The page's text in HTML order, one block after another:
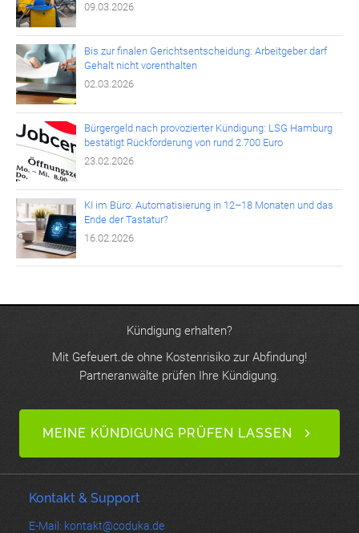
09.03.2026
Bis zur finalen Gerichtsentscheidung: Arbeitgeber darf
Gehalt nicht vorenthalten
02.03.2026
Bürgergeld nach provozierter Kündigung: LSG Hamburg
bestätigt Rückforderung von rund 2.700 Euro
23.02.2026
KI im Büro: Automatisierung in 12–18 Monaten und das
Ende der Tastatur?
16.02.2026
Kündigung erhalten?
Mit Gefeuert.de ohne Kostenrisiko zur Abfindung!
Partneranwälte prüfen Ihre Kündigung.
MEINE KÜNDIGUNG PRÜFEN LASSEN
Kontakt & Support
E-Mail: kontakt@coduka.de